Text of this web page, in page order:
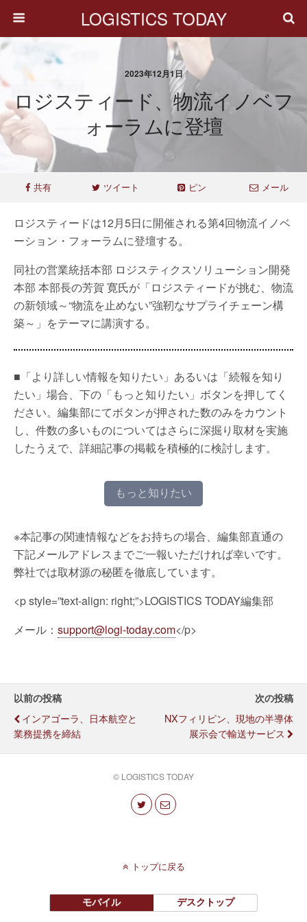
LOGISTICS TODAY
2023年12月1日
ロジスティード、物流イノベフ
ォーラムに登壇
共有 ツイート ピン メール
ロジスティードは12月5日に開催される第4回物流イノベ
ーション・フォーラムに登壇する。
同社の営業統括本部 ロジスティクスソリューション開発
本部 本部長の芳賀 寛氏が「ロジスティードが挑む、物流
の新領域～“物流を止めない”強靭なサプライチェーン構
築～」をテーマに講演する。
■「より詳しい情報を知りたい」あるいは「続報を知り
たい」場合、下の「もっと知りたい」ボタンを押してく
ださい。編集部にてボタンが押された数のみをカウント
し、件数の多いものについてはさらに深掘り取材を実施
したうえで、詳細記事の掲載を積極的に検討します。
もっと知りたい
※本記事の関連情報などをお持ちの場合、編集部直通の
下記メールアドレスまでご一報いただければ幸いです。
弊社では取材源の秘匿を徹底しています。
<p style=”text-align: right;”>LOGISTICS TODAY編集部
メール： support@logi-today.com</p>
以前の投稿
インアゴーラ、日本航空と
業務提携を締結
次の投稿
NXフィリピン、現地の半導体
展示会で輸送サービス
© LOGISTICS TODAY
トップに戻る
モバイル デスクトップ